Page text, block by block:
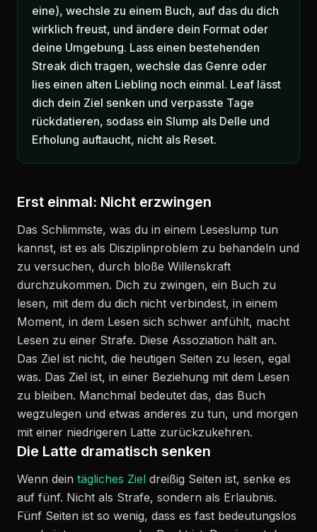
eine), wechsle zu einem Buch, auf das du dich
wirklich freust, und ändere dein Format oder
deine Umgebung. Lass einen bestehenden
Streak dich tragen, wechsle das Genre oder
lies einen alten Liebling noch einmal. Leaf lässt
dich dein Ziel senken und verpasste Tage
rückdatieren, sodass ein Slump als Delle und
Erholung auftaucht, nicht als Reset.
Erst einmal: Nicht erzwingen
Das Schlimmste, was du in einem Leseslump tun
kannst, ist es als Disziplinproblem zu behandeln und
zu versuchen, durch bloße Willenskraft
durchzukommen. Dich zu zwingen, ein Buch zu
lesen, mit dem du dich nicht verbindest, in einem
Moment, in dem Lesen sich schwer anfühlt, macht
Lesen zu einer Strafe. Diese Assoziation hält an.
Das Ziel ist nicht, die heutigen Seiten zu lesen, egal
was. Das Ziel ist, in einer Beziehung mit dem Lesen
zu bleiben. Manchmal bedeutet das, das Buch
wegzulegen und etwas anderes zu tun, und morgen
mit einer niedrigeren Latte zurückzukehren.
Die Latte dramatisch senken
Wenn dein tägliches Ziel dreißig Seiten ist, senke es
auf fünf. Nicht als Strafe, sondern als Erlaubnis.
Fünf Seiten ist so wenig, dass es fast bedeutungslos